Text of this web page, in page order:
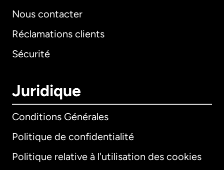
Nous contacter
Réclamations clients
Sécurité
Juridique
Conditions Générales
Politique de confidentialité
Politique relative à l'utilisation des cookies